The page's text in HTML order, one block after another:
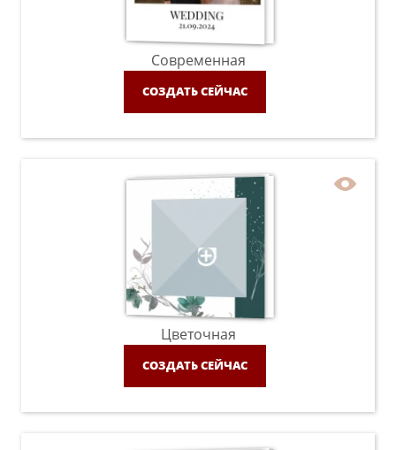
Современная
СОЗДАТЬ СЕЙЧАС
Цветочная
СОЗДАТЬ СЕЙЧАС